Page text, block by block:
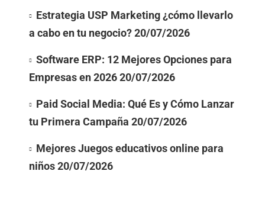
Estrategia USP Marketing ¿cómo llevarlo
a cabo en tu negocio?20/07/2026
Software ERP: 12 Mejores Opciones para
Empresas en 202620/07/2026
Paid Social Media: Qué Es y Cómo Lanzar
tu Primera Campaña 20/07/2026
Mejores Juegos educativos online para
niños20/07/2026